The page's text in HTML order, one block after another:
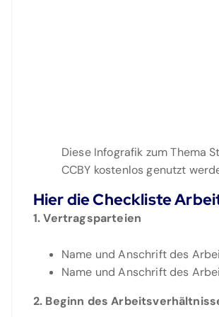
Diese Infografik zum Thema
CCBY kostenlos genutzt
Hier die Checkliste
1. Vertragsparteien
Name und Anschrift des
Name und Anschrift des
2. Beginn des